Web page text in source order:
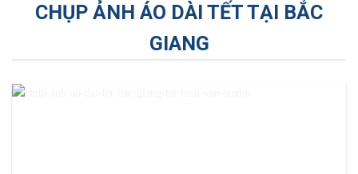
CHỤP ẢNH ÁO DÀI TẾT TẠI BẮC
GIANG